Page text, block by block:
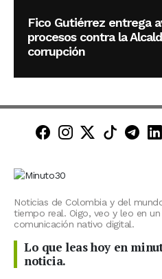
Fico Gutiérrez entrega
procesos contra la
corrupción
Minuto30 en
Minuto30 en
Minuto30
Noticias de Colombia y del
tiempo real. Oigo, veo y leo en
comunicación nativo digital.
Lo que leas hoy en
noticia.